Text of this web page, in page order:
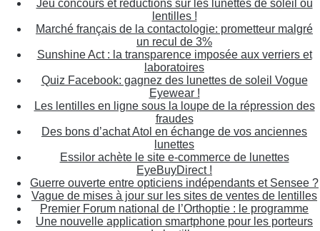
Jeu concours et réductions sur les lunettes de soleil ou
lentilles !
Marché français de la contactologie: prometteur malgré
un recul de 3%
Sunshine Act : la transparence imposée aux verriers et
laboratoires
Quiz Facebook: gagnez des lunettes de soleil Vogue
Eyewear !
Les lentilles en ligne sous la loupe de la répression des
fraudes
Des bons d’achat Atol en échange de vos anciennes
lunettes
Essilor achète le site e-commerce de lunettes
EyeBuyDirect !
Guerre ouverte entre opticiens indépendants et Sensee ?
Vague de mises à jour sur les sites de ventes de lentilles
Premier Forum national de l’Orthoptie : le programme
Une nouvelle application smartphone pour les porteurs